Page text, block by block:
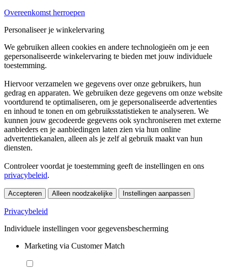
Overeenkomst herroepen
Personaliseer je winkelervaring
We gebruiken alleen cookies en andere technologieën om je een
gepersonaliseerde winkelervaring te bieden met jouw individuele
toestemming.
Hiervoor verzamelen we gegevens over onze gebruikers, hun
gedrag en apparaten. We gebruiken deze gegevens om onze website
voortdurend te optimaliseren, om je gepersonaliseerde advertenties
en inhoud te tonen en om gebruiksstatistieken te analyseren. We
kunnen jouw gecodeerde gegevens ook synchroniseren met externe
aanbieders en je aanbiedingen laten zien via hun online
advertentiekanalen, alleen als je zelf al gebruik maakt van hun
diensten.
Controleer voordat je toestemming geeft de instellingen en ons
privacybeleid.
Accepteren Alleen noodzakelijke Instellingen aanpassen
Privacybeleid
Individuele instellingen voor gegevensbescherming
Marketing via Customer Match